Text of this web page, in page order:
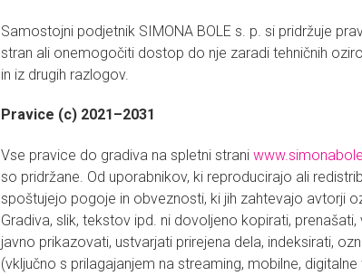
Samostojni podjetnik SIMONA BOLE s. p. si pridržuje
stran ali onemogočiti dostop do nje zaradi tehničnih
in iz drugih razlogov.
Pravice (c) 2021–2031
Vse pravice do gradiva na spletni strani
so pridržane. Od uporabnikov, ki reproducirajo ali
spoštujejo pogoje in obveznosti, ki jih zahtevajo avtorji
Gradiva, slik, tekstov ipd. ni dovoljeno kopirati, prenašati,
javno prikazovati, ustvarjati prirejena dela, indeksirati,
(vključno s prilagajanjem na streaming, mobilne,